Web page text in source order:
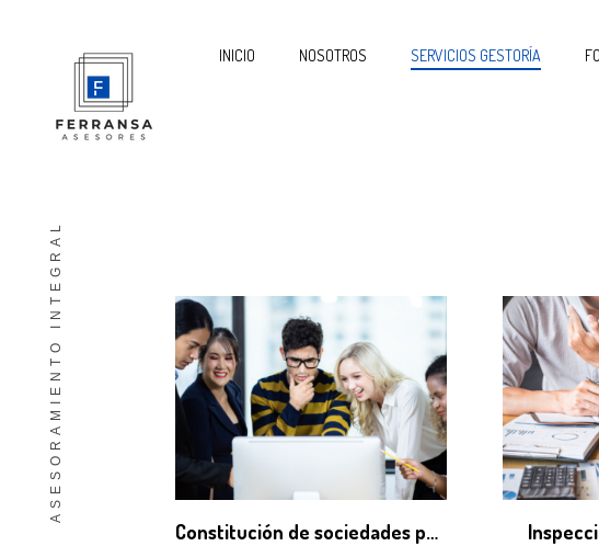
INICIO NOSOTROS SERVICIOS GESTORÍA
ASESORAMIENTO INTEGRAL
Constitución de sociedades por Internet